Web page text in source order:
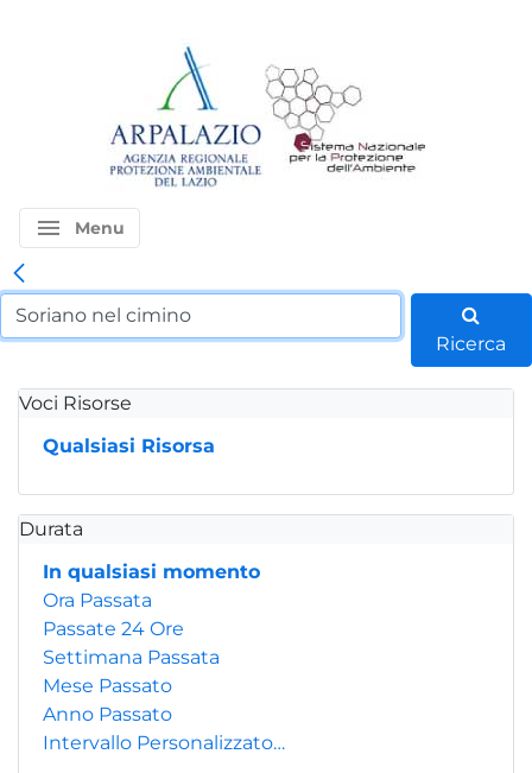
menu Menu
Ricerca
Voci Risorse
Qualsiasi Risorsa
Durata
In qualsiasi momento
Ora Passata
Passate 24 Ore
Settimana Passata
Mese Passato
Anno Passato
Intervallo Personalizzato…